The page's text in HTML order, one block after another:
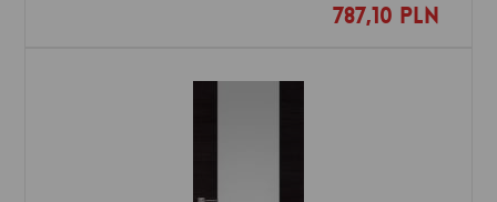
787,10 PLN
Dodaj do ulubionych